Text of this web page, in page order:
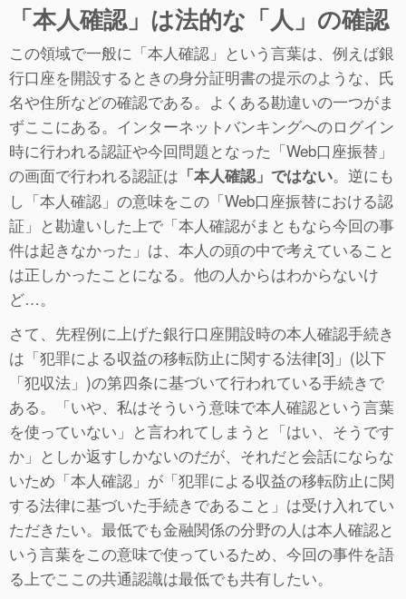
「本人確認」は法的な「人」の確認
この領域で一般に「本人確認」という言葉は、例えば銀
行口座を開設するときの身分証明書の提示のような、氏
名や住所などの確認である。よくある勘違いの一つがま
ずここにある。インターネットバンキングへのログイン
時に行われる認証や今回問題となった「Web口座振替」
の画面で行われる認証は 「本人確認」ではない。逆にも
し「本人確認」の意味をこの「Web口座振替における認
証」と勘違いした上で「本人確認がまともなら今回の事
件は起きなかった」は、本人の頭の中で考えていること
は正しかったことになる。他の人からはわからないけ
ど…。
さて、先程例に上げた銀行口座開設時の本人確認手続き
は「犯罪による収益の移転防止に関する法律[3]」(以下
「犯収法」)の第四条に基づいて行われている手続きで
ある。「いや、私はそういう意味で本人確認という言葉
を使っていない」と言われてしまうと「はい、そうです
か」としか返すしかないのだが、それだと会話にならな
いため「本人確認」が「犯罪による収益の移転防止に関
する法律に基づいた手続きであること」は受け入れてい
ただきたい。最低でも金融関係の分野の人は本人確認と
いう言葉をこの意味で使っているため、今回の事件を語
る上でここの共通認識は最低でも共有したい。